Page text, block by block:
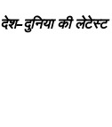
देश–दुनिया की लेटेस्ट